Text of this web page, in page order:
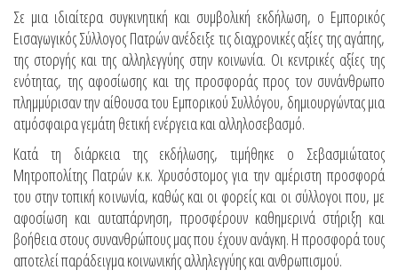
Σε μια ιδιαίτερα συγκινητική και συμβολική εκδήλωση, ο Εμπορικός
Εισαγωγικός Σύλλογος Πατρών ανέδειξε τις διαχρονικές αξίες της αγάπης,
της στοργής και της αλληλεγγύης στην κοινωνία. Οι κεντρικές αξίες της
ενότητας, της αφοσίωσης και της προσφοράς προς τον συνάνθρωπο
πλημμύρισαν την αίθουσα του Εμπορικού Συλλόγου, δημιουργώντας μια
ατμόσφαιρα γεμάτη θετική ενέργεια και αλληλοσεβασμό.
Κατά τη διάρκεια της εκδήλωσης, τιμήθηκε ο Σεβασμιώτατος
Μητροπολίτης Πατρών κ.κ. Χρυσόστομος για την αμέριστη προσφορά
του στην τοπική κοινωνία, καθώς και οι φορείς και οι σύλλογοι που, με
αφοσίωση και αυταπάρνηση, προσφέρουν καθημερινά στήριξη και
βοήθεια στους συνανθρώπους μας που έχουν ανάγκη. Η προσφορά τους
αποτελεί παράδειγμα κοινωνικής αλληλεγγύης και ανθρωπισμού.